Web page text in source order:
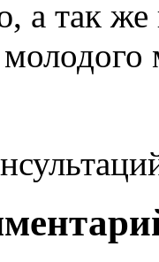
а так